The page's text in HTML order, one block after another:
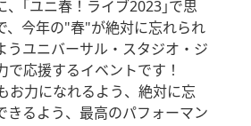
、｢ユニ春！ライブ2023｣で思
、今年の"春"が絶対に忘れられ
うユニバーサル・スタジオ・ジ
で応援するイベントです！
お力になれるよう、絶対に忘
きるよう、最高のパフォーマン